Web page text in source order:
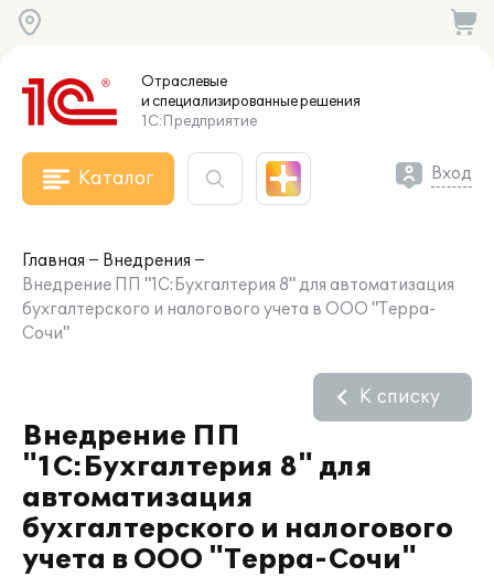
Отраслевые
и специализированныерешения
1С:Предприятие
Каталог Вход
Главная
Внедрения
Внедрение ПП "1С:Бухгалтерия 8" для автоматизация
бухгалтерского и налогового учета в ООО "Терра-
Сочи"
Внедрение ПП
"1С:Бухгалтерия 8" для
автоматизация
бухгалтерского и налогового
учета в ООО "Терра-Сочи"
К списку